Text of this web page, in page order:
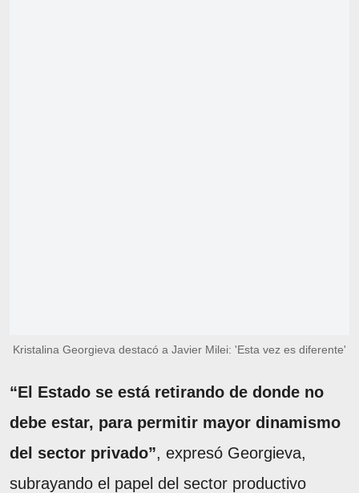
Kristalina Georgieva destacó a Javier Milei: 'Esta vez es diferente'
“El Estado se está retirando de donde no
debe estar, para permitir mayor dinamismo
del sector privado”, expresó Georgieva,
subrayando el papel del sector productivo